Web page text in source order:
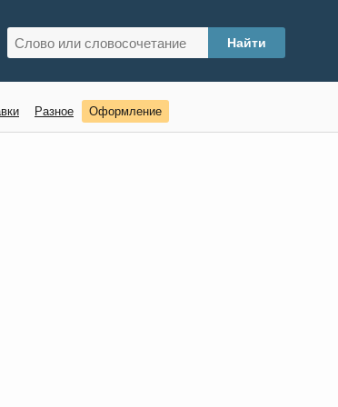
Разное Оформление